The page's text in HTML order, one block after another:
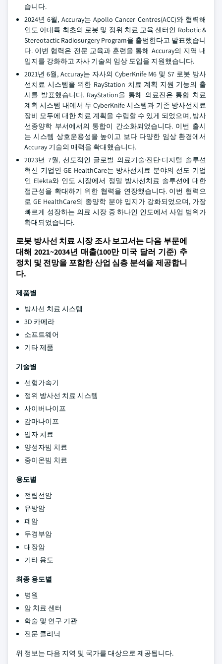
습니다.
2024년 6월, Accuray는 Apollo Cancer Centres(ACC)와 협력해
인도 아대륙 최초의 로봇 및 정위 치료 교육 센터인 Robotic &
Stereotactic Radiosurgery Program을 출범한다고 발표했습니
다. 이번 협력은 전문 교육과 훈련을 통해 Accuray의 지역 내
입지를 강화하고 자사 기술의 임상 도입을 지원했습니다.
2021년 6월, Accuray는 자사의 CyberKnife M6 및 S7 로봇 방사
선치료 시스템을 위한 RayStation 치료 계획 지원 기능의 출
시를 발표했습니다. RayStation을 통해 의료진은 통합 치료
계획 시스템 내에서 두 CyberKnife 시스템과 기존 방사선치료
장비 모두에 대한 치료 계획을 수립할 수 있게 되었으며, 방사
선종양학 부서에서의 통합이 간소화되었습니다. 이번 출시
는 시스템 상호운용성을 높이고 보다 다양한 임상 환경에서
Accuray 기술의 매력을 확대했습니다.
2023년 7월, 선도적인 글로벌 의료기술·진단·디지털 솔루션
혁신 기업인 GE HealthCare는 방사선치료 분야의 선도 기업
인 Elekta와 인도 시장에서 정밀 방사선치료 솔루션에 대한
접근성을 확대하기 위한 협력을 연장했습니다. 이번 협력으
로 GE HealthCare의 종양학 분야 입지가 강화되었으며, 가장
빠르게 성장하는 의료 시장 중 하나인 인도에서 사업 범위가
확대되었습니다.
로봇 방사선 치료 시장 조사 보고서는 다음 부문에
대해 2021~2034년 매출(100만 미국 달러 기준) 추
정치 및 전망을 포함한 산업 심층 분석을 제공합니
다.
제품별
방사선 치료 시스템
3D 카메라
소프트웨어
기타 제품
기술별
선형가속기
정위 방사선 치료 시스템
사이버나이프
감마나이프
입자 치료
양성자빔 치료
중이온빔 치료
용도별
전립선암
유방암
폐암
두경부암
대장암
기타 용도
최종 용도별
병원
암 치료 센터
학술 및 연구 기관
전문 클리닉
위 정보는 다음 지역 및 국가를 대상으로 제공됩니다.